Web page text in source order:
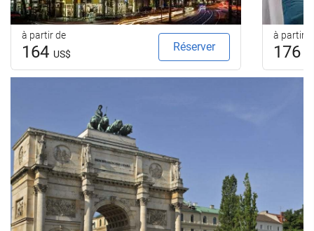
à partir de
164 US$
Réserver
à partir
176